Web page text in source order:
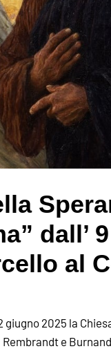
dall’
al
2025 la
e